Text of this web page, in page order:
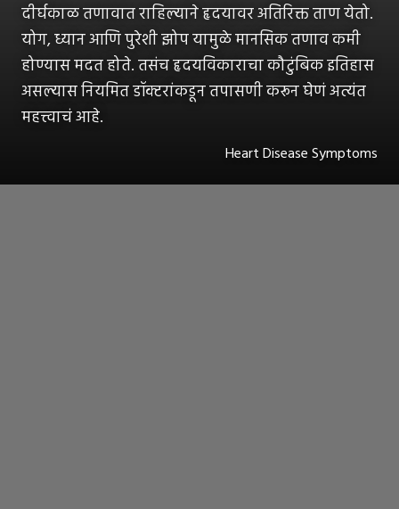
दीर्घकाळ तणावात राहिल्याने हृदयावर अतिरिक्त ताण येतो.
योग, ध्यान आणि पुरेशी झोप यामुळे मानसिक तणाव कमी
होण्यास मदत होते. तसंच हृदयविकाराचा कौटुंबिक इतिहास
असल्यास नियमित डॉक्टरांकडून तपासणी करून घेणं अत्यंत
महत्त्वाचं आहे.
Heart Disease Symptoms